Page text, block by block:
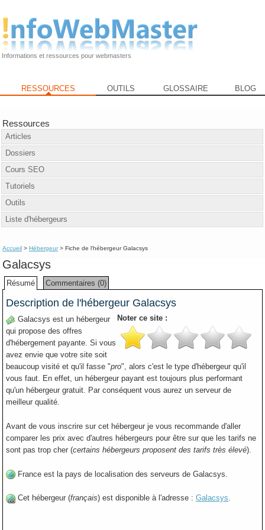
Informations et ressources pour webmasters
RESSOURCES OUTILS GLOSSAIRE BLOG
Ressources
Articles
Dossiers
Cours SEO
Tutoriels
Outils
Liste d'hébergeurs
Accueil >Hébergeur> Fiche de l'hébergeur Galacsys
Galacsys
Résumé Commentaires (0)
Description de l'hébergeur Galacsys
Noter ce site :
Galacsys est un hébergeur
qui propose des offres
d'hébergement payante. Si vous
avez envie que votre site soit
beaucoup visité et qu'il fasse "pro", alors c'est le type d'hébergeur qu'il
vous faut. En effet, un hébergeur payant est toujours plus performant
qu'un hébergeur gratuit. Par conséquent vous aurez un serveur de
meilleur qualité.
Avant de vous inscrire sur cet hébergeur je vous recommande d'aller
comparer les prix avec d'autres hébergeurs pour être sur que les tarifs ne
sont pas trop cher (certains hébergeurs proposent des tarifs très élevé).
France est la pays de localisation des serveurs de Galacsys.
Cet hébergeur (français) est disponible à l'adresse :Galacsys.